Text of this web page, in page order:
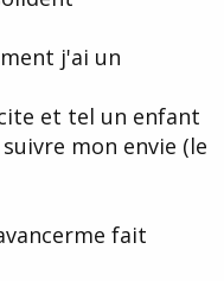
j'ai un
et tel un enfant
mon envie (le
fait